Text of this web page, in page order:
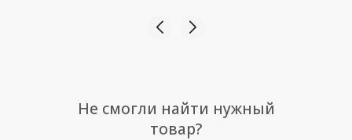
Не смогли найти нужный
товар?